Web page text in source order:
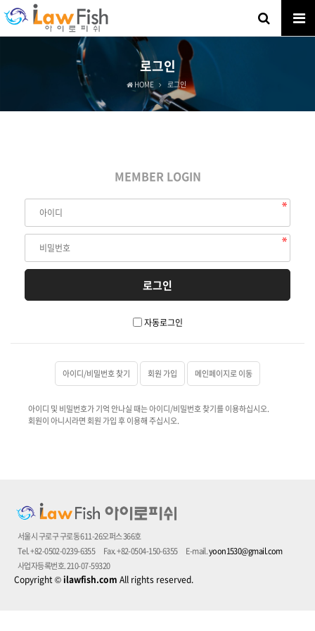
로그인
HOME 로그인
MEMBER LOGIN
자동로그인
아이디/비밀번호 찾기 회원 가입 메인페이지로 이동
아이디 및 비밀번호가 기억 안나실 때는 아이디/비밀번호 찾기를 이용하십시오.
회원이 아니시라면 회원 가입 후 이용해 주십시오.
서울시 구로구 구로동 611-26오퍼스 366호
Tel. +82-0502-0239-6355
Fax. +82-0504-150-6355 E-mail.yoon1530@gmail.com
사업자등록번호. 210-07-59320
Copyright©ilawfish.com All rights reserved.